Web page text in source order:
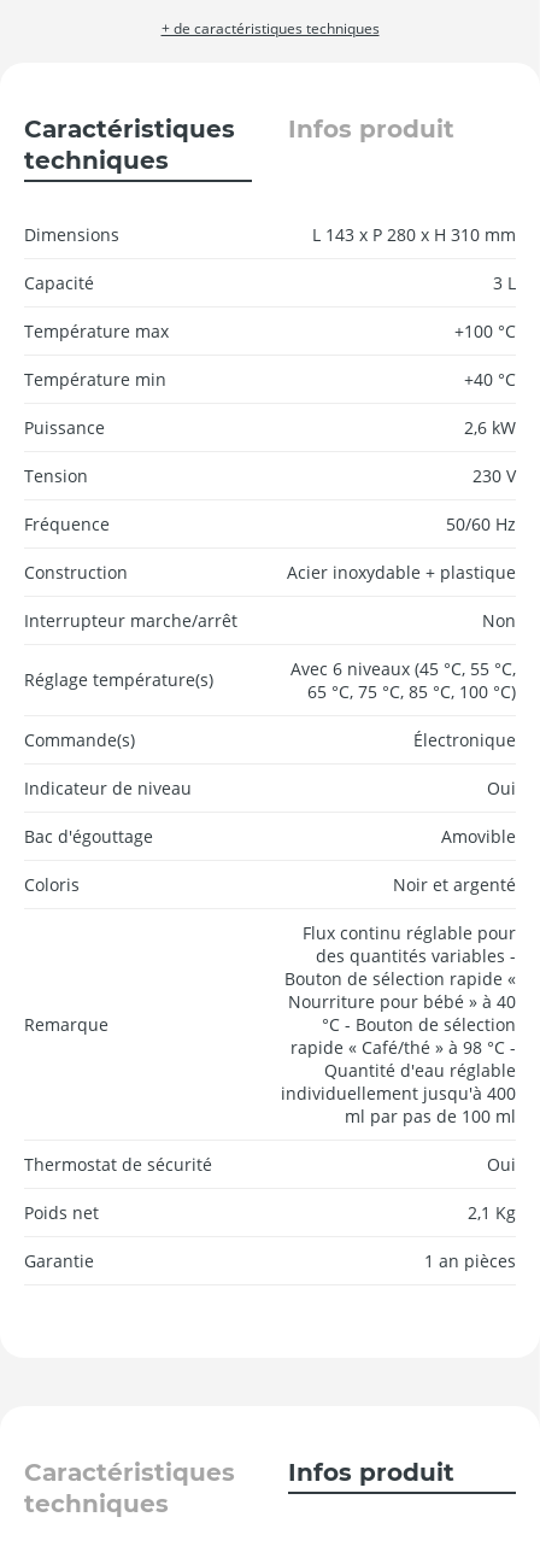
+ de caractéristiques techniques
Caractéristiques
techniques
Infos produit
Dimensions L 143 x P 280 x H 310 mm
Capacité 3 L
Température max +100 °C
Température min +40 °C
Puissance 2,6 kW
Tension 230 V
Fréquence 50/60 Hz
Construction Acier inoxydable + plastique
Interrupteur marche/arrêt Non
Réglage température(s)
Avec 6 niveaux (45 °C, 55 °C,
65 °C, 75 °C, 85 °C, 100 °C)
Commande(s) Électronique
Indicateur de niveau Oui
Bac d'égouttage Amovible
Coloris Noir et argenté
Remarque
Flux continu réglable pour
des quantités variables -
Bouton de sélection rapide «
Nourriture pour bébé » à 40
°C - Bouton de sélection
rapide « Café/thé » à 98 °C -
Quantité d'eau réglable
individuellement jusqu'à 400
ml par pas de 100 ml
Thermostat de sécurité Oui
Poids net 2,1 Kg
Garantie 1 an pièces
Caractéristiques
techniques
Infos produit